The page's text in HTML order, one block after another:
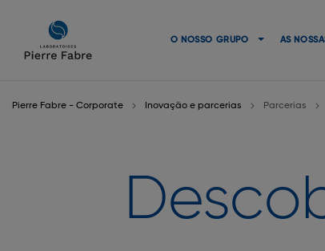
O NOSSO GRUPO AS
Pierre Fabre - Corporate Inovação e parcerias Parcerias